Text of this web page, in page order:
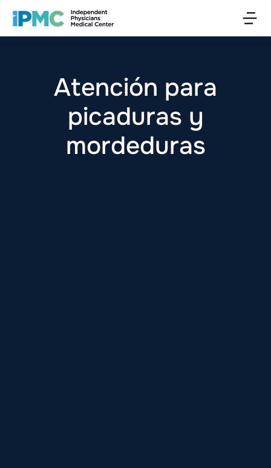
Atención para
picaduras y
mordeduras